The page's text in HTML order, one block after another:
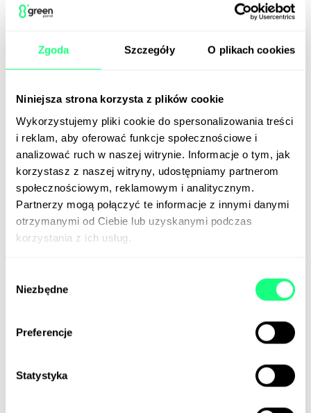
Zgoda Szczegóły O plikach cookies
Niniejsza strona korzysta z plików cookie
Wykorzystujemy pliki cookie do spersonalizowania treści
i reklam, aby oferować funkcje społecznościowe i
analizować ruch w naszej witrynie. Informacje o tym, jak
korzystasz z naszej witryny, udostępniamy partnerom
społecznościowym, reklamowym i analitycznym.
Partnerzy mogą połączyć te informacje z innymi danymi
otrzymanymi od Ciebie lub uzyskanymi podczas
korzystania z ich usług.
zgody
Niezbędne
Preferencje
Statystyka
kosztów czy zwiększenie wydajności i
innowacyjności. Pozostali respondenci z tej grupy
upatrują w AI głównie ryzyko.
Obawy dotyczą m.in. wzrostu konkurencyjności ze
technologię, oraz problemów wizerunkowych i
„operacyjnych”. Chodzi m.in. o konieczność
zmierzenia się z kwestiami etycznymi, związanymi z
wpływem AI na prywatność, zatrudnienie i prawa
człowieka.
📰Financial Times
Gaming coraz chętniej korzysta z
W Państwie Środka niepokoje etyczne związane z AI
wiodą prym w wykorzystaniu sztucznej inteligencji
do projektowania gier wideo. Zastosowanie AI
podobno bez szwanku, a nawet z korzyścią dla